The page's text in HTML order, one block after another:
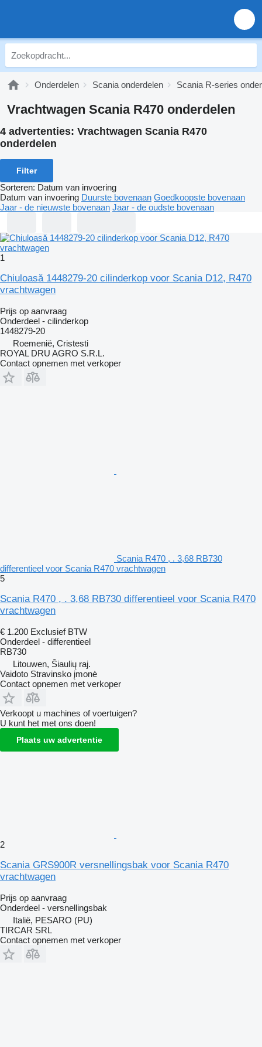
Onderdelen Scania onderdelen Scania R-series
Vrachtwagen Scania R470 onderdelen
4 advertenties: Vrachtwagen Scania R470
onderdelen
Filter
Sorteren: Datum van invoering
Datum van invoering Duurste bovenaan Goedkoopste bovenaan
Jaar - de nieuwste bovenaan Jaar - de oudste bovenaan
1
Chiuloasă 1448279-20 cilinderkop voor Scania D12, R470
vrachtwagen
Prijs op aanvraag
Onderdeel - cilinderkop
1448279-20
Roemenië, Cristesti
ROYAL DRU AGRO S.R.L.
Contact opnemen met verkoper
Scania R470 , . 3,68 RB730
differentieel voor Scania R470 vrachtwagen
5
Scania R470 , . 3,68 RB730 differentieel voor Scania R470
vrachtwagen
€ 1.200 Exclusief BTW
Onderdeel - differentieel
RB730
Litouwen, Šiaulių raj.
Vaidoto Stravinsko įmonė
Contact opnemen met verkoper
Verkoopt u machines of voertuigen?
U kunt het met ons doen!
Plaats uw advertentie
2
Scania GRS900R versnellingsbak voor Scania R470
vrachtwagen
Prijs op aanvraag
Onderdeel - versnellingsbak
Italië, PESARO (PU)
TIRCAR SRL
Contact opnemen met verkoper